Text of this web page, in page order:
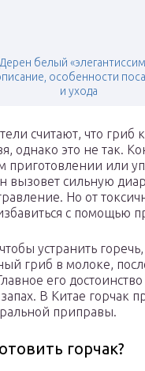
Дерен белый
особенности
и ухода
считают, что гриб
однако это не так.
приготовлении или
вызовет сильную
Но от
с помощью
устранить
гриб в молоке,
его
В Китае горчак
приправы.
горчак?